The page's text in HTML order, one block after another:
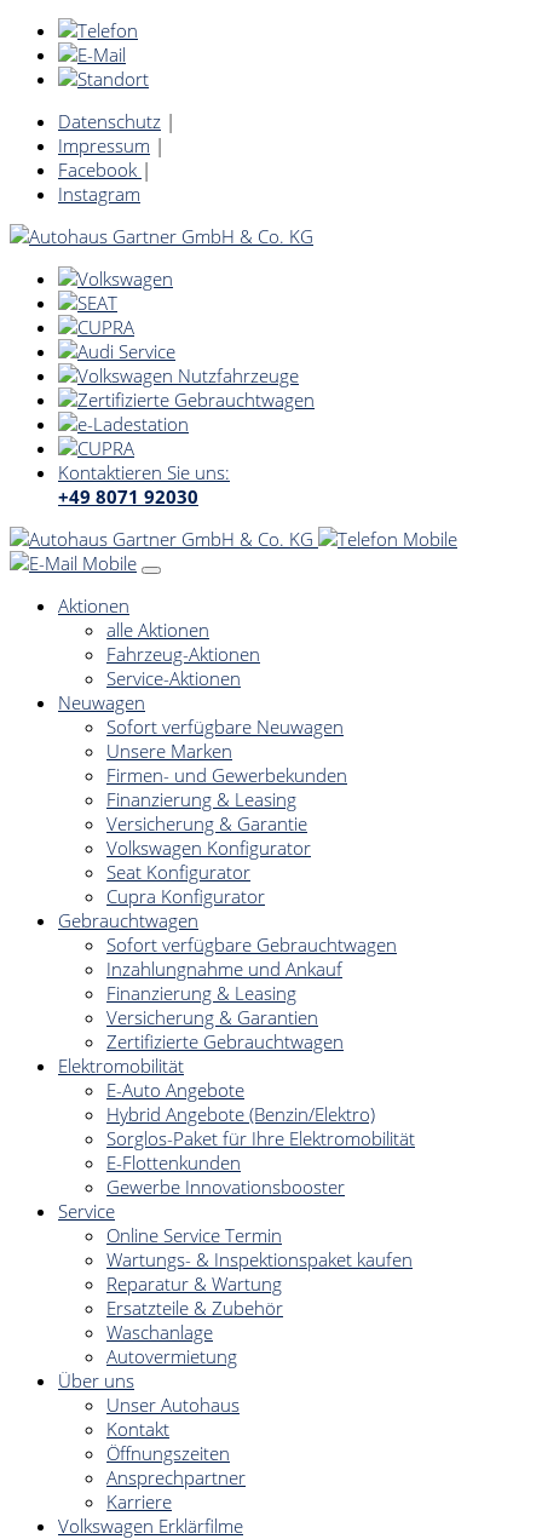
Datenschutz |
Impressum |
Facebook |
Instagram
Kontaktieren Sie uns:
+49 8071 92030
Aktionen
alle Aktionen
Fahrzeug-Aktionen
Service-Aktionen
Neuwagen
Sofort verfügbare Neuwagen
Unsere Marken
Firmen- und Gewerbekunden
Finanzierung & Leasing
Versicherung & Garantie
Volkswagen Konfigurator
Seat Konfigurator
Cupra Konfigurator
Gebrauchtwagen
Sofort verfügbare Gebrauchtwagen
Inzahlungnahme und Ankauf
Finanzierung & Leasing
Versicherung & Garantien
Zertifizierte Gebrauchtwagen
Elektromobilität
E-Auto Angebote
Hybrid Angebote (Benzin/Elektro)
Sorglos-Paket für Ihre Elektromobilität
E-Flottenkunden
Gewerbe Innovationsbooster
Service
Online Service Termin
Wartungs- & Inspektionspaket kaufen
Reparatur & Wartung
Ersatzteile & Zubehör
Waschanlage
Autovermietung
Über uns
Unser Autohaus
Kontakt
Öffnungszeiten
Ansprechpartner
Karriere
Volkswagen Erklärfilme